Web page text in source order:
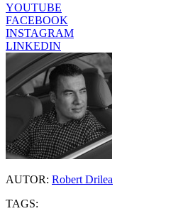
YOUTUBE
FACEBOOK
INSTAGRAM
LINKEDIN
AUTOR: Robert Drilea
TAGS: